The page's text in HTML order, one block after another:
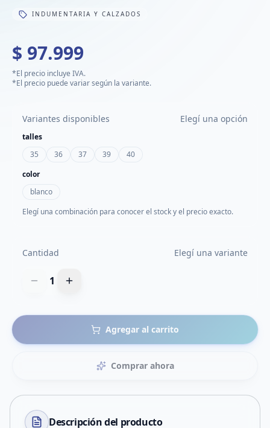
INDUMENTARIA Y CALZADOS
$ 97.999
*El precio incluye IVA.
*El precio puede variar según la variante.
Variantes disponibles Elegí una opción
talles
35
36 37 39
40
color
blanco
Elegí una combinación para conocer el stock y el precio exacto.
Cantidad Elegí una variante
1
Agregar al carrito
Comprar ahora
Descripción del producto